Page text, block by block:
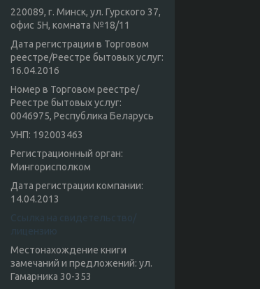
220089, г. Минск, ул. Гурского 37,
офис 5Н, комната №18/11
Дата регистрации в Торговом
реестре/Реестре бытовых услуг:
16.04.2016
Номер в Торговом реестре/
Реестре бытовых услуг:
0046975, Республика Беларусь
УНП: 192003463
Регистрационный орган:
Мингорисполком
Дата регистрации компании:
14.04.2013
Ссылка на свидетельство/
Местонахождение книги
замечаний и предложений: ул.
Гамарника 30-353